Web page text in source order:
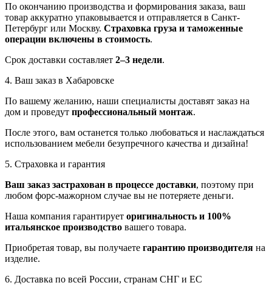
По окончанию производства и формирования заказа, ваш
товар аккуратно упаковывается и отправляется в Санкт-
Петербург или Москву. Страховка груза и таможенные
операции включены в стоимость.
Срок доставки составляет 2–3 недели.
4. Ваш заказ в Хабаровске
По вашему желанию, наши специалисты доставят заказ на
дом и проведут профессиональный монтаж.
После этого, вам останется только любоваться и наслаждаться
использованием мебели безупречного качества и дизайна!
5. Страховка и гарантия
Ваш заказ застрахован в процессе доставки, поэтому при
любом форс-мажорном случае вы не потеряете деньги.
Наша компания гарантирует оригинальность и 100%
итальянское производство вашего товара.
Приобретая товар, вы получаете гарантию производителя на
изделие.
6. Доставка по всей России, странам СНГ и ЕС